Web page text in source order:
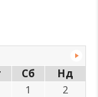
Сб
Нд
1
2